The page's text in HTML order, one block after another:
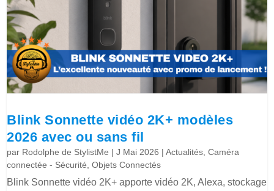
Blink Sonnette vidéo 2K+ modèles
2026 avec ou sans fil
par Rodolphe de StylistMe |J Mai 2026 |Actualités,Caméra
connectée - Sécurité,Objets Connectés
Blink Sonnette vidéo 2K+ apporte vidéo 2K, Alexa, stockage